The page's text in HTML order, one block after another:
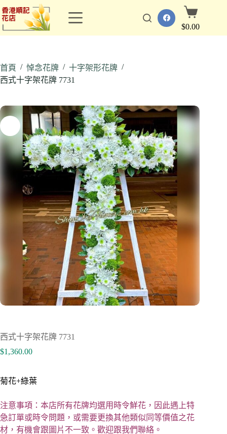
跳
至
主
容
購
物
車
$0.00
首頁 / 悼念花牌 / 十字架形花牌 /
西式十字架花牌 7731
西式十字架花牌 7731
$1,360.00
菊花+綠葉
注意事項：本店所有花牌均選用時令鮮花，因此遇上特
急訂單或時令問題，或需要更換其他類似同等價值之花
材，有機會跟圖片不一致。歡迎跟我們聯絡。